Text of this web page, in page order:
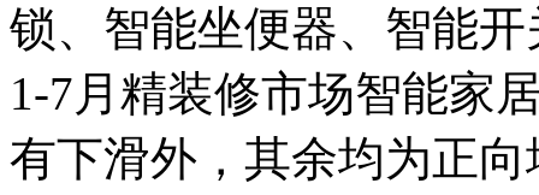
锁、智能坐便器、智能
1-7月精装修市场智能家
有下滑外，其余均为正